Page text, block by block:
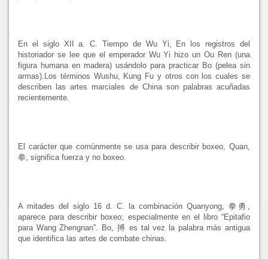
En el siglo XII a. C. Tiempo de Wu Yi, En los registros del
historiador se lee que el emperador Wu Yi hizo un Ou Ren (una
figura humana en madera) usándolo para practicar Bo (pelea sin
armas).Los términos Wushu, Kung Fu y otros con los cuales se
describen las artes marciales de China son palabras acuñadas
recientemente.
El carácter que comúnmente se usa para describir boxeo, Quan,
拳, significa fuerza y no boxeo.
A mitades del siglo 16 d. C. la combinación Quanyong, 拳勇,
aparece para describir boxeo; especialmente en el libro “Epitafio
para Wang Zhengnan”. Bo, 搏 es tal vez la palabra más antigua
que identifica las artes de combate chinas.